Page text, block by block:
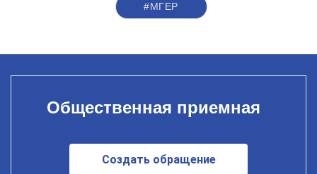
#‎МГЕР‬
Общественная приемная
Создать обращение